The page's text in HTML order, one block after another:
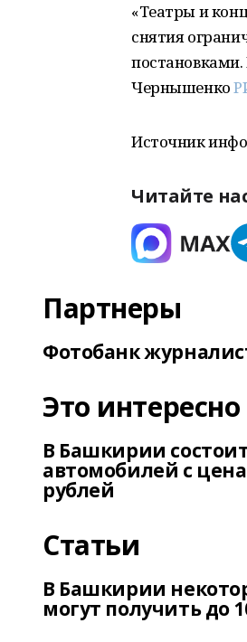
«Театры и
снятия
Чернышенко
Источник
Читайте
Партнеры
Фотобанк
Это интересно
В Башкирии
автомобилей с
рублей
Статьи
В Башкирии
могут получить до